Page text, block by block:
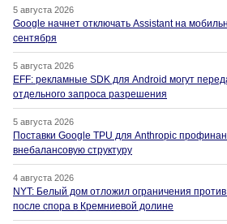
5 августа 2026
Google начнет отключать Assistant на
сентября
5 августа 2026
EFF: рекламные SDK для Android могут
отдельного запроса разрешения
5 августа 2026
Поставки Google TPU для Anthropic
внебалансовую структуру
4 августа 2026
NYT: Белый дом отложил ограничения
после спора в Кремниевой долине